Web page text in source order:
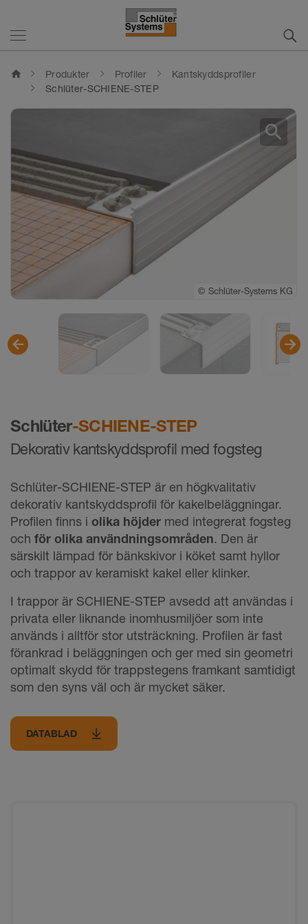
home Produkter Profiler
Kantskyddsprofiler
Schlüter-SCHIENE-STEP
Schlüter-SCHIENE-STEP
Dekorativ kantskyddsprofil med fogsteg
Schlüter-SCHIENE-STEP är en högkvalitativ
dekorativ kantskyddsprofil för kakelbeläggningar.
Profilen finns i olika höjder med integrerat fogsteg
och för olika användningsområden. Den är
särskilt lämpad för bänkskivor i köket samt hyllor
och trappor av keramiskt kakel eller klinker.
I trappor är SCHIENE-STEP avsedd att användas i
privata eller liknande inomhusmiljöer som inte
används i alltför stor utsträckning. Profilen är fast
förankrad i beläggningen och ger med sin geometri
optimalt skydd för trappstegens framkant samtidigt
som den syns väl och är mycket säker.
DATABLAD
© Schlüter-Systems KG
© Schlüter-Systems KG
© Schlüter-Systems KG
search